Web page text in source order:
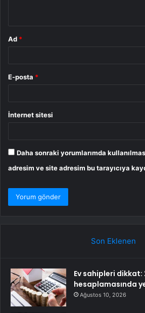
Ad *
E-posta *
İnternet sitesi
Daha sonraki yorumlarımda
adresim ve site adresim bu tarayıcıya
Son Eklenen
Ev sahipleri
hesaplamasında
Ağustos 10, 2026